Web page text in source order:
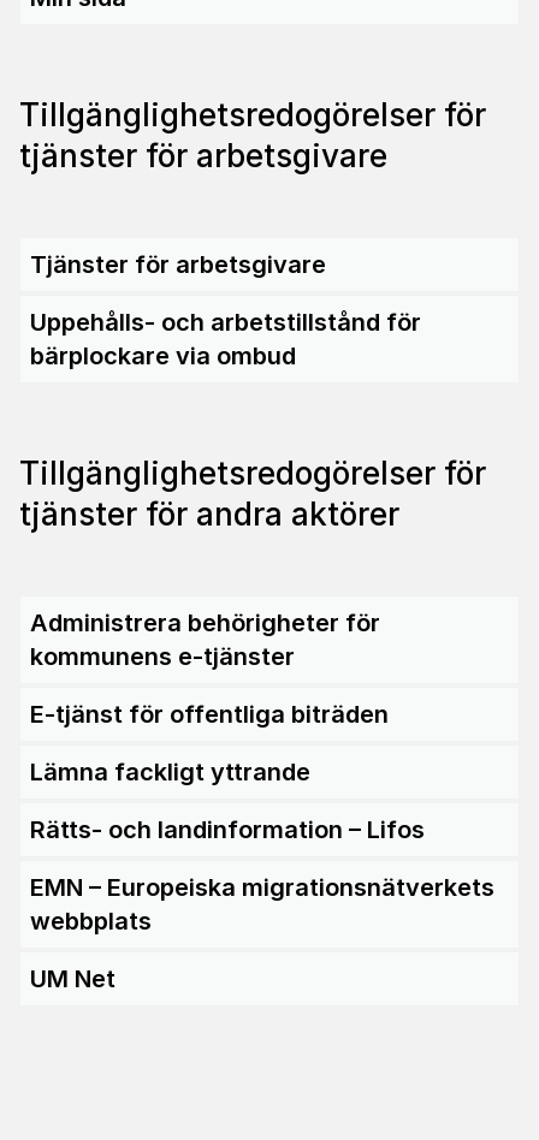
Till­gäng­lig­hets­re­do­gö­relser för
tjänster för arbetsgivare
Tjänster för arbetsgivare
Uppehålls- och arbetstillstånd för
bärplockare via ombud
Till­gäng­lig­hets­re­do­gö­relser för
tjänster för andra aktörer
Administrera behörigheter för
kommunens e-tjänster
E-tjänst för offentliga biträden
Lämna fackligt yttrande
Rätts- och landinformation – Lifos
EMN – Europeiska migrationsnätverkets
webbplats
UM Net